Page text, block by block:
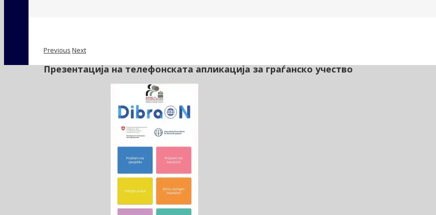
Previous Next
Презентација на телефонската апликација за граѓанско учество